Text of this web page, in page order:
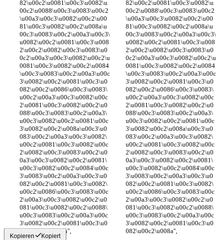
82\u00c2\u0081\u00c3\u0082\u
00c2\u0088\u00c3\u0083\u00c2
\u00a3\u00c3\u0082\u00c2\u00
81\u00c3\u0082\u00c2\u008a\u
00c3\u0083\u00c2\u00a3\u00c3\
u0082\u00c2\u0081\u00c3\u008
2\u00c2\u0082\u00c3\u0083\u0
0c2\u00a3\u00c3\u0082\u00c2\u
0081\u00c3\u0082\u00c2\u0084
\u00c3\u0083\u00c2\u00a3\u00c
3\u0082\u00c2\u0081\u00c3\u0
082\u00c2\u0086\u00c3\u0083\
u00c2\u00a3\u00c3\u0082\u00c
2\u0081\u00c3\u0082\u00c2\u0
088\u00c3\u0083\u00c2\u00a3\
u00c3\u0082\u00c2\u0081\u00c
3\u0082\u00c2\u008a\u00c3\u0
083\u00c2\u00a3\u00c3\u0082\
u00c2\u0081\u00c3\u0082\u00c
2\u0082\u00c3\u0083\u00c2\u0
0a3\u00c3\u0082\u00c2\u0081\
u00c3\u0082\u00c2\u0084\u00c
3\u0083\u00c2\u00a3\u00c3\u0
082\u00c2\u0081\u00c3\u0082\
u00c2\u0086\u00c3\u0083\u00c
2\u00a3\u00c3\u0082\u00c2\u0
081\u00c3\u0082\u00c2\u0088\
u00c3\u0083\u00c2\u00a3\u00c
3\u0082\u00c2\u0081\u00c3\u0
082\u00c2\u008a",
82\u00c2\u0081\u00c3\u0082\u
00c2\u0088\u00c3\u0083\u00c2
\u00a3\u00c3\u0082\u00c2\u00
81\u00c3\u0082\u00c2\u008a\u
00c3\u0083\u00c2\u00a3\u00c3\
u0082\u00c2\u0081\u00c3\u008
2\u00c2\u0082\u00c3\u0083\u0
0c2\u00a3\u00c3\u0082\u00c2\u
0081\u00c3\u0082\u00c2\u0084
\u00c3\u0083\u00c2\u00a3\u00c
3\u0082\u00c2\u0081\u00c3\u0
082\u00c2\u0086\u00c3\u0083\
u00c2\u00a3\u00c3\u0082\u00c
2\u0081\u00c3\u0082\u00c2\u0
088\u00c3\u0083\u00c2\u00a3\
u00c3\u0082\u00c2\u0081\u00c
3\u0082\u00c2\u008a\u00c3\u0
083\u00c2\u00a3\u00c3\u0082\
u00c2\u0081\u00c3\u0082\u00c
2\u0082\u00c3\u0083\u00c2\u0
0a3\u00c3\u0082\u00c2\u0081\
u00c3\u0082\u00c2\u0084\u00c
3\u0083\u00c2\u00a3\u00c3\u0
082\u00c2\u0081\u00c3\u0082\
u00c2\u0086\u00c3\u0083\u00c
2\u00a3\u00c3\u0082\u00c2\u0
081\u00c3\u0082\u00c2\u0088\
u00c3\u0083\u00c2\u00a3\u00c
3\u0082\u00c2\u0081\u00c3\u0
082\u00c2\u008a",
Kopieren Kopiert